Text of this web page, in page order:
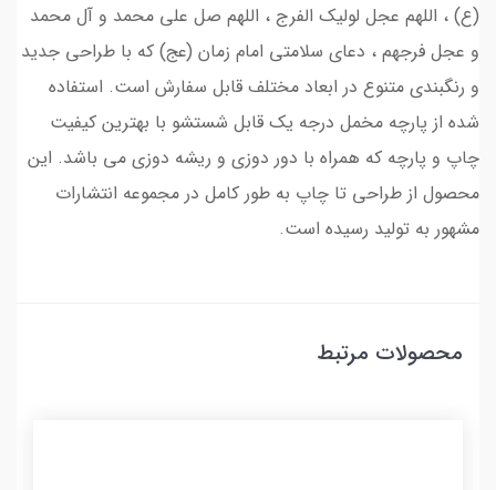
(ع) ، اللهم عجل لولیک الفرج ، اللهم صل علی محمد و آل محمد
و عجل فرجهم ، دعای سلامتی امام زمان (عج) که با طراحی جدید
و رنگبندی متنوع در ابعاد مختلف قابل سفارش است. استفاده
شده از پارچه مخمل درجه یک قابل شستشو با بهترین کیفیت
چاپ و پارچه که همراه با دور دوزی و ریشه دوزی می باشد. این
محصول از طراحی تا چاپ به طور کامل در مجموعه انتشارات
مشهور به تولید رسیده است.
محصولات مرتبط